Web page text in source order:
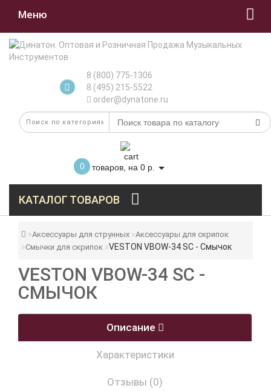
Меню
8 (800) 775-1306
8 (495) 215-5522
order@dynatone.ru
0 товаров, на 0 р.
КАТАЛОГ ТОВАРОВ
Аксессуары для струнных
Аксессуары для скрипок
Смычки для скрипок
VESTON VBOW-34 SC - Смычок
VESTON VBOW-34 SC -
СМЫЧОК
Описание
Характеристики
Отзывы (0)